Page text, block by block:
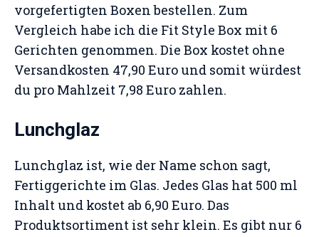
vorgefertigten Boxen bestellen. Zum
Vergleich habe ich die Fit Style Box mit 6
Gerichten genommen. Die Box kostet ohne
Versandkosten 47,90 Euro und somit würdest
du pro Mahlzeit 7,98 Euro zahlen.
Lunchglaz
Lunchglaz ist, wie der Name schon sagt,
Fertiggerichte im Glas. Jedes Glas hat 500 ml
Inhalt und kostet ab 6,90 Euro. Das
Produktsortiment ist sehr klein. Es gibt nur 6